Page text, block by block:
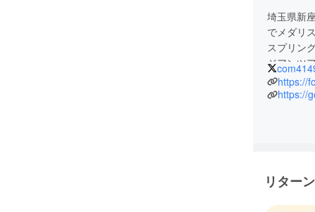
埼玉県新
でメダリ
スプリン
ジアンツ
ンカント
予選会で
ど。
同級生プ
https://
https://
リター